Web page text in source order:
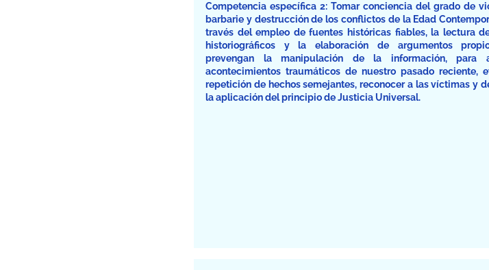
Competencia específica 2: Tomar conciencia del grado de
barbarie y destrucción de los conflictos de la Edad
través del empleo de fuentes históricas fiables, la lectura
historiográficos y la elaboración de argumentos
prevengan la manipulación de la información, para
acontecimientos traumáticos de nuestro pasado reciente,
repetición de hechos semejantes, reconocer a las víctimas y
la aplicación del principio de Justicia Universal.